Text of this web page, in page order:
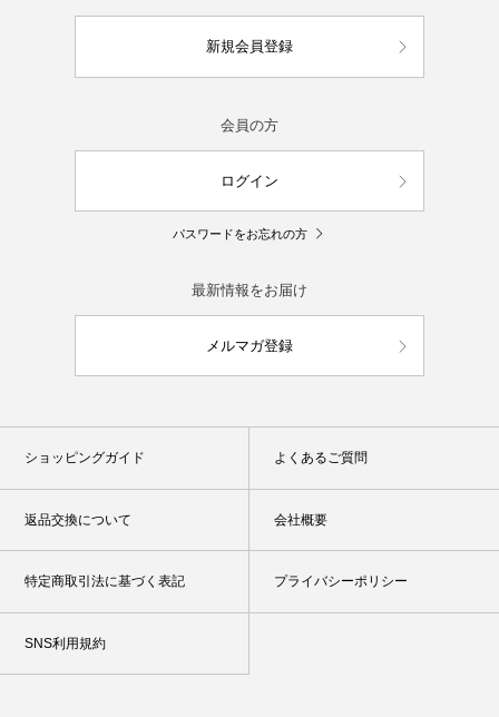
新規会員登録
会員の方
ログイン
パスワードをお忘れの方
最新情報をお届け
メルマガ登録
ショッピングガイド よくあるご質問
返品交換について 会社概要
特定商取引法に基づく表記 プライバシーポリシー
SNS利用規約